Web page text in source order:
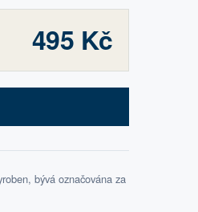
495 Kč
bývá označována za